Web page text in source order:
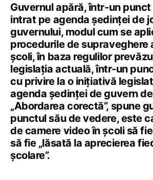
Guvernul apără, într-un
intrat pe agenda ședinței de
guvernului, modul cum se
procedurile de supraveghere
școli, în baza regulilor
legislația actuală, într-un
cu privire la o inițiativă
agenda ședinței de guvern
„Abordarea corectă”, spune
punctul său de vedere, este
de camere video în școli să
să fie „lăsată la aprecierea
școlare”.